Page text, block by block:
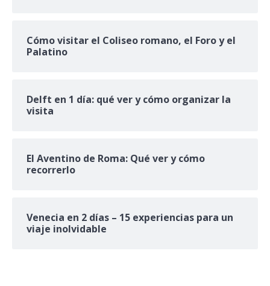
Cómo visitar el Coliseo romano, el Foro y el
Palatino
Delft en 1 día: qué ver y cómo organizar la
visita
El Aventino de Roma: Qué ver y cómo
recorrerlo
Venecia en 2 días – 15 experiencias para un
viaje inolvidable